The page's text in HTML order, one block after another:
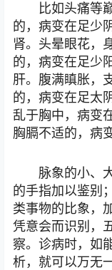
比如头痛等
的，病变在足少
肾。头晕眼花，
的，病变在足少
肝。腹满瞋胀，
的，病变在足太
乱于胸中，病变
胸膈不适的，病
脉象的小、
的手指加以鉴别
类事物的比象，
凭意会而识别，
察。诊病时，如
析，就可以万无